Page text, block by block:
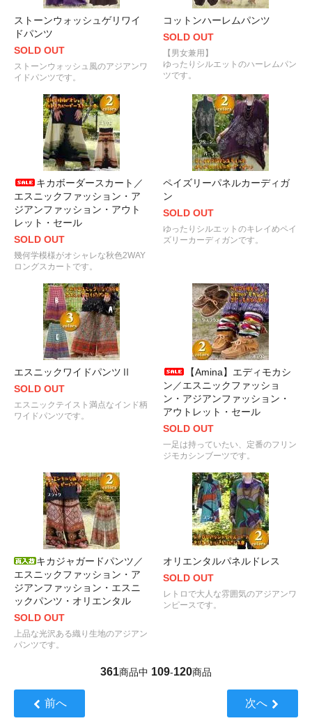
ストーンウォッシュゲリワイ
ドパンツ
SOLD OUT
ストーンウォッシュ風のアジアンワ
イドパンツです。
コットンハーレムパンツ
SOLD OUT
【男女兼用】
ゆったりシルエットのハーレムパン
ツです。
キカボーダースカート／
エスニックファッション・ア
ジアンファッション・アウト
レット・セール
SOLD OUT
幾何学模様がオシャレな秋色2WAY
ロングスカートです。
ペイズリーパネルカーディガ
ン
SOLD OUT
ゆったりシルエットのキレイめペイ
ズリーカーディガンです。
エスニックワイドパンツⅡ
SOLD OUT
エスニックテイスト満点なインド柄
ワイドパンツです。
【Amina】エディモカシ
ン／エスニックファッショ
ン・アジアンファッション・
アウトレット・セール
SOLD OUT
一足は持っていたい、定番のフリン
ジモカシンブーツです。
キカジャガードパンツ／
エスニックファッション・ア
ジアンファッション・エスニ
ックパンツ・オリエンタル
SOLD OUT
上品な光沢ある織り生地のアジアン
パンツです。
オリエンタルパネルドレス
SOLD OUT
レトロで大人な雰囲気のアジアンワ
ンピースです。
361商品中 109-120商品
前へ 次へ